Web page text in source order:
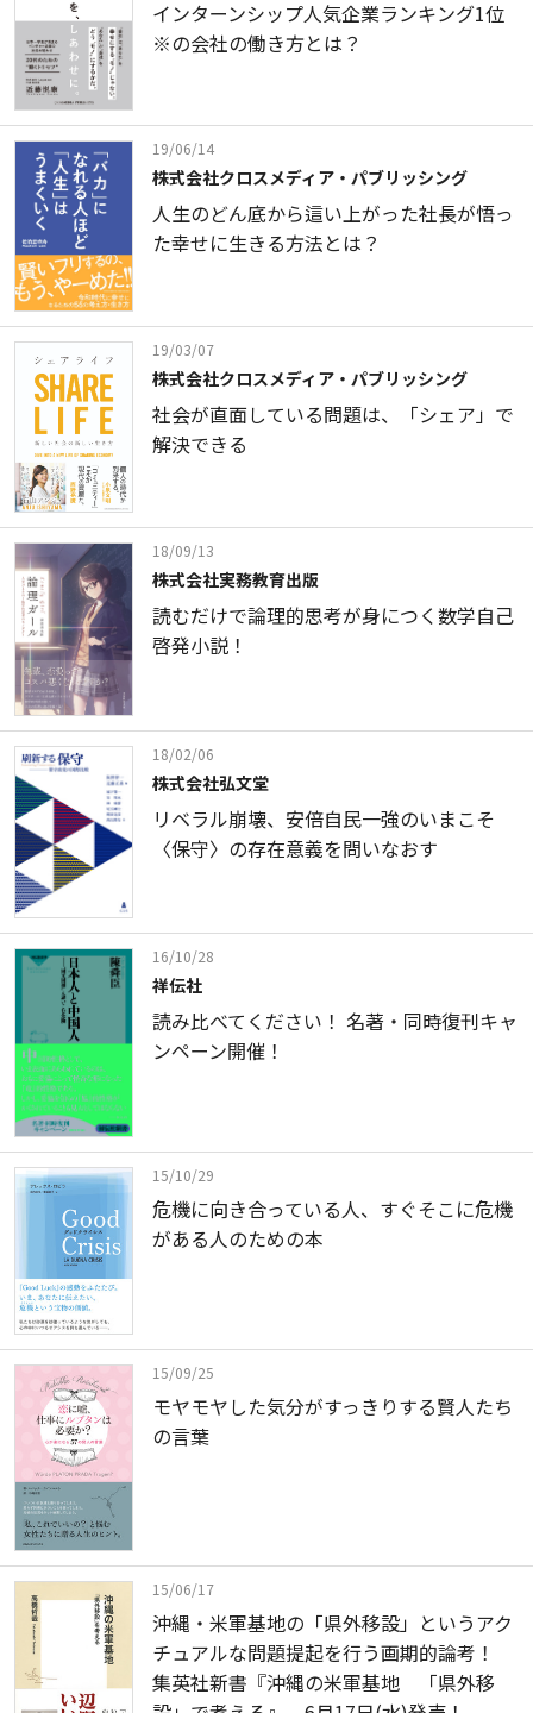
インターンシップ人気企業ランキング1位
※の会社の働き方とは？
19/06/14
株式会社クロスメディア・パブリッシング
人生のどん底から這い上がった社長が悟っ
た幸せに生きる方法とは？
19/03/07
株式会社クロスメディア・パブリッシング
社会が直面している問題は、「シェア」で
解決できる
18/09/13
株式会社実務教育出版
読むだけで論理的思考が身につく数学自己
啓発小説！
18/02/06
株式会社弘文堂
リベラル崩壊、安倍自民一強のいまこそ
〈保守〉の存在意義を問いなおす
16/10/28
祥伝社
読み比べてください！ 名著・同時復刊キャ
ンペーン開催！
15/10/29
危機に向き合っている人、すぐそこに危機
がある人のための本
15/09/25
モヤモヤした気分がすっきりする賢人たち
の言葉
15/06/17
沖縄・米軍基地の「県外移設」というアク
チュアルな問題提起を行う画期的論考！
集英社新書『沖縄の米軍基地 「県外移